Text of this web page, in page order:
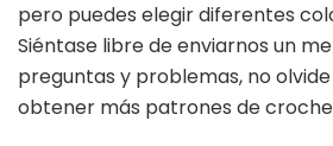
pero puedes elegir diferentes
Siéntase libre de enviarnos un
preguntas y problemas, no
obtener más patrones de